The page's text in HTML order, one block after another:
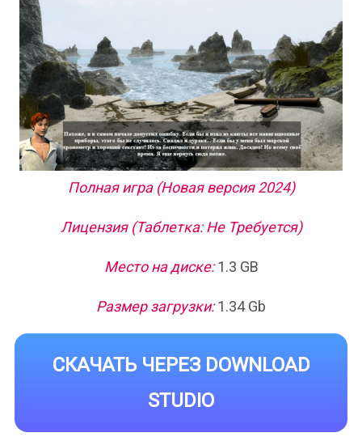
Полная игра (Новая версия 2024)
Лицензия (Таблетка: Не Требуется)
Место на диске:1.3 GB
Размер загрузки:1.34 Gb
СКАЧАТЬ ЧЕРЕЗ DOWNLOAD
STUDIO